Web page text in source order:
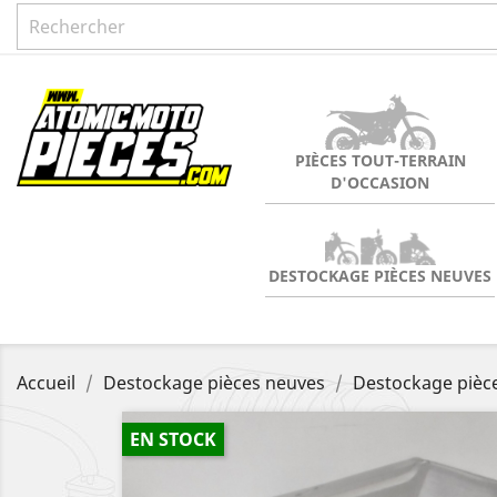
PIÈCES TOUT-TERRAIN
D'OCCASION
DESTOCKAGE PIÈCES NEUVES
Accueil Destockage pièces neuves Destockage
EN STOCK